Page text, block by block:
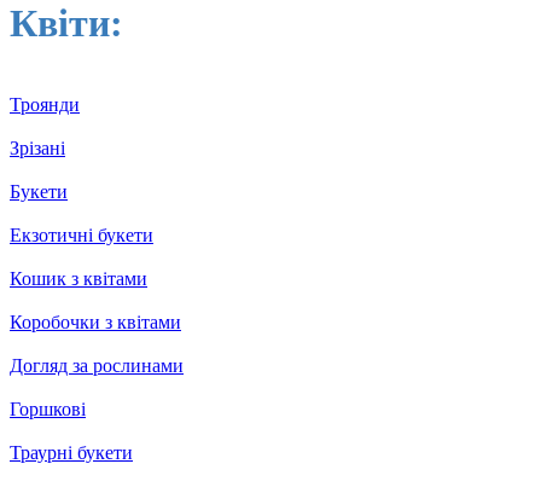
Квіти:
Троянди
Зрізані
Букети
Екзотичні букети
Кошик з квітами
Коробочки з квітами
Догляд за рослинами
Горшкові
Траурні букети